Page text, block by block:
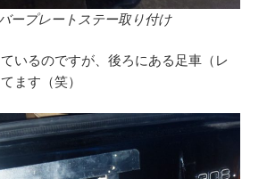
ープレートステー取り付け
いるのですが、後ろにある足車（レ
ます（笑）